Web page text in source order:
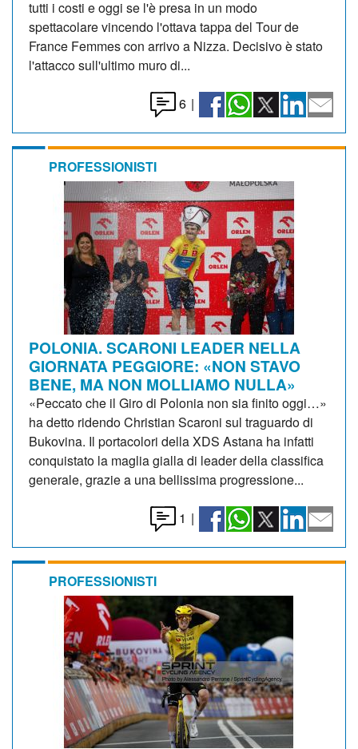
tutti i costi e oggi se l'è presa in un modo
spettacolare vincendo l'ottava tappa del Tour de
France Femmes con arrivo a Nizza. Decisivo è stato
l'attacco sull'ultimo muro di...
6 |
PROFESSIONISTI
POLONIA. SCARONI LEADER NELLA
GIORNATA PEGGIORE: «NON STAVO
BENE, MA NON MOLLIAMO NULLA»
«Peccato che il Giro di Polonia non sia finito oggi…»
ha detto ridendo Christian Scaroni sul traguardo di
Bukovina. Il portacolori della XDS Astana ha infatti
conquistato la maglia gialla di leader della classifica
generale, grazie a una bellissima progressione...
1 |
PROFESSIONISTI